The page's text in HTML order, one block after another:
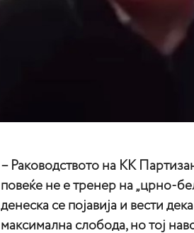
– Раководството на КК
повеќе не е тренер на „црно-
денеска се појавија и вести
максимална слобода, но тој